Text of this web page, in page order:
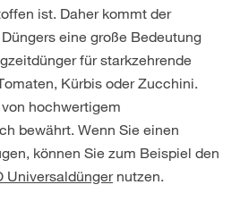
ist. Daher kommt der
eine große Bedeutung
für starkzehrende
Kürbis oder Zucchini.
hochwertigem
bewährt. Wenn Sie einen
können Sie zum Beispiel den
Universaldüngernutzen.